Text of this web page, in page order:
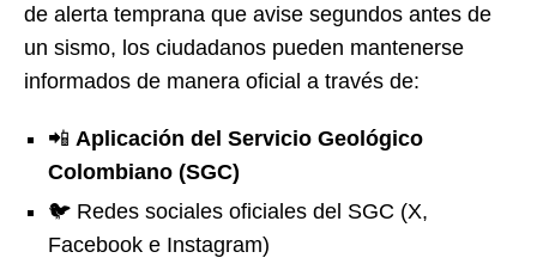
de alerta temprana que avise segundos antes de
un sismo, los ciudadanos pueden mantenerse
informados de manera oficial a través de:
📲 Aplicación del Servicio Geológico
Colombiano (SGC)
🐦 Redes sociales oficiales del SGC (X,
Facebook e Instagram)